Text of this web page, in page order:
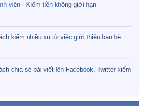
viên - Kiếm tiền không giới hạn
kiếm nhiều xu từ việc giới thiệu bạn bè
chia sẻ bài viết lên Facebook, Twitter kiếm